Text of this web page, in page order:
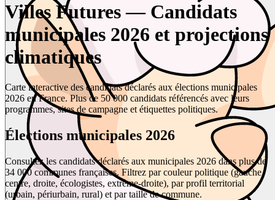
Villes Futures — Candidats
municipales 2026 et projections
climatiques
Carte interactive des candidats déclarés aux élections municipales
2026 en France. Plus de 50 000 candidats référencés avec leurs
programmes, sites de campagne et étiquettes politiques.
Élections municipales 2026
Consultez les candidats déclarés aux municipales 2026 dans plus de
34 000 communes françaises. Filtrez par couleur politique (gauche,
centre, droite, écologistes, extrême-droite), par profil territorial
(urbain, périurbain, rural) et par taille de commune.